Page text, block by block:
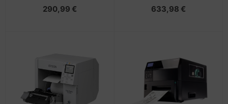
290,99 € 633,98 €